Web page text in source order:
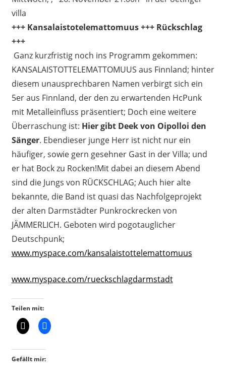
villa
+++ Kansalaistotelemattomuus +++ Rückschlag
+++
Ganz kurzfristig noch ins Programm gekommen:
KANSALAISTOTTELEMATTOMUUS aus Finnland; hinter
diesem unausprechbaren Namen verbirgt sich ein
5er aus Finnland, der den zu erwartenden HcPunk
mit Metalleinfluss präsentiert; Doch eine weitere
Überraschung ist: Hier gibt Deek von Oipolloi den
Sänger. Ebendieser junge Herr ist nicht nur ein
häufiger, sowie gern gesehner Gast in der Villa; und
er hat Bock zu Rocken!Mit dabei an diesem Abend
sind die Jungs von RÜCKSCHLAG; Auch hieralte
bekannte, die Band ist quasi das Nachfolgeprojekt
der alten Darmstädter Punkrockrecken von
JÄMMERLICH. Geboten wird pogotauglicher
Deutschpunk;
www.myspace.com/kansalaistottelemattomuus
www.myspace.com/rueckschlagdarmstadt
Teilen mit:
Gefällt mir: